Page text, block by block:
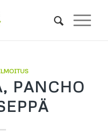
PANCHO